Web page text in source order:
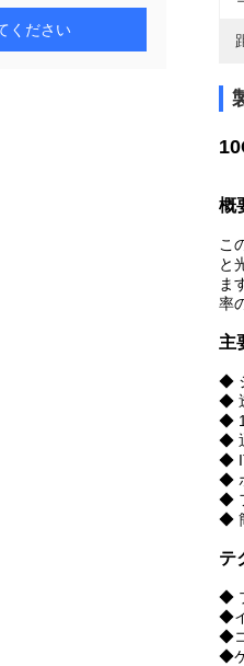
ください
概
こ
と
ま
率
主
◆
◆
◆
◆
◆
◆
◆
◆
テ
◆
◆
◆
◆